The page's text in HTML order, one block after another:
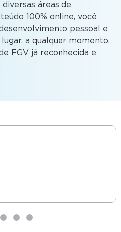
áreas de
100% online, você
pessoal e
a qualquer momento,
FGV já reconhecida e